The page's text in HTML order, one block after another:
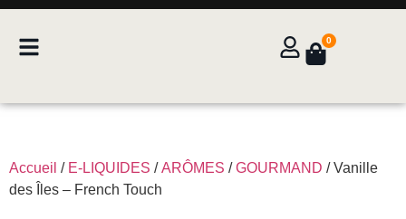
0
Accueil / E-LIQUIDES /ARÔMES /GOURMAND / Vanille
des Îles – French Touch